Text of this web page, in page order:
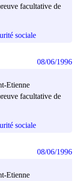
facultative de
sociale
Etienne
facultative de
sociale
08/06/1996
Etienne
08/06/1996